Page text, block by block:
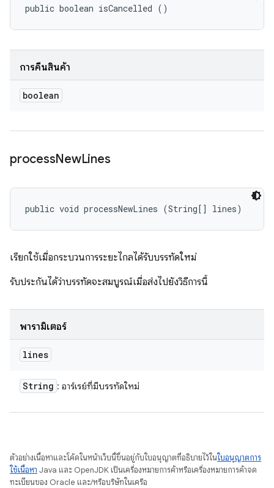
public boolean isCancelled ()
การคืนสินค้า
boolean
processNewLines
public void processNewLines (String[] lines)
เรียกใช้เมื่อกระบวนการระยะไกลได้รับบรรทัดใหม่
รับประกันได้ว่าบรรทัดจะสมบูรณ์เมื่อส่งไปยังวิธีการนี้
พารามิเตอร์
lines
String : อาร์เรย์ที่มีบรรทัดใหม่
ตัวอย่างเนื้อหาและโค้ดในหน้าเว็บนี้ขึ้นอยู่กับใบอนุญาตที่อธิบายไว้ในใบอนุญาตการ
ใช้เนื้อหา Java และ OpenJDK เป็นเครื่องหมายการค้าหรือเครื่องหมายการค้าจด
ทะเบียนของ Oracle และ/หรือบริษัทในเครือ